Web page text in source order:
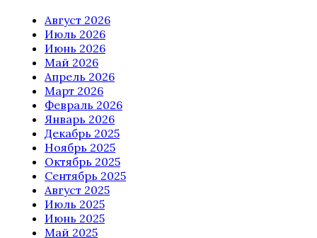
Август 2026
Июль 2026
Июнь 2026
Май 2026
Апрель 2026
Март 2026
Февраль 2026
Январь 2026
Декабрь 2025
Ноябрь 2025
Октябрь 2025
Сентябрь 2025
Август 2025
Июль 2025
Июнь 2025
Май 2025